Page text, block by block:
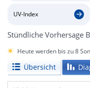
UV-Index
Stündliche Vorhersage
Heute werden bis zu 8
Übersicht